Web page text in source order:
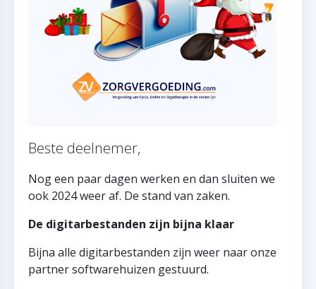
Beste deelnemer,
Nog een paar dagen werken en dan sluiten we
ook 2024 weer af. De stand van zaken.
De digitarbestanden zijn bijna klaar
Bijna alle digitarbestanden zijn weer naar onze
partner softwarehuizen gestuurd.